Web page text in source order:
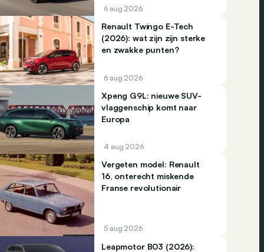
6 aug 2026
Renault Twingo E-Tech
(2026): wat zijn zijn sterke
en zwakke punten?
6 aug 2026
Xpeng G9L: nieuwe SUV-
vlaggenschip komt naar
Europa
4 aug 2026
Vergeten model: Renault
16, onterecht miskende
Franse revolutionair
5 aug 2026
Leapmotor B03 (2026):